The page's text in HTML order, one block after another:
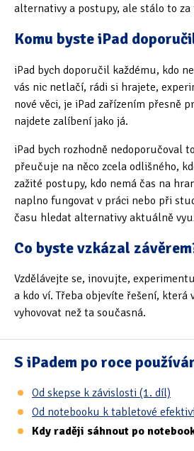
alternativy a postupy, ale stálo to za
Komu byste iPad
iPad bych doporučil každému, kdo
vás nic netlačí, rádi si hrajete,
nové věci, je iPad zařízením přesně
najdete zalíbení jako já.
iPad bych rozhodně nedoporučoval
přeučuje na něco zcela odlišného,
zažité postupy, kdo nemá čas na
naplno fungovat v práci nebo při
času hledat alternativy aktuálně
Co byste vzkázal
Vzdělávejte se, inovujte,
a kdo ví. Třeba objevíte řešení, která
vyhovovat než ta současná.
S iPadem po roce
Od skepse k závislosti (1. díl)
Od notebooku k tabletové
Kdy raději sáhnout po